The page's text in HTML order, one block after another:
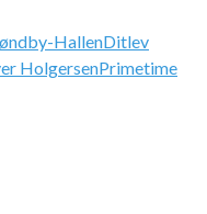
HallenDitlev
HolgersenPrimetime